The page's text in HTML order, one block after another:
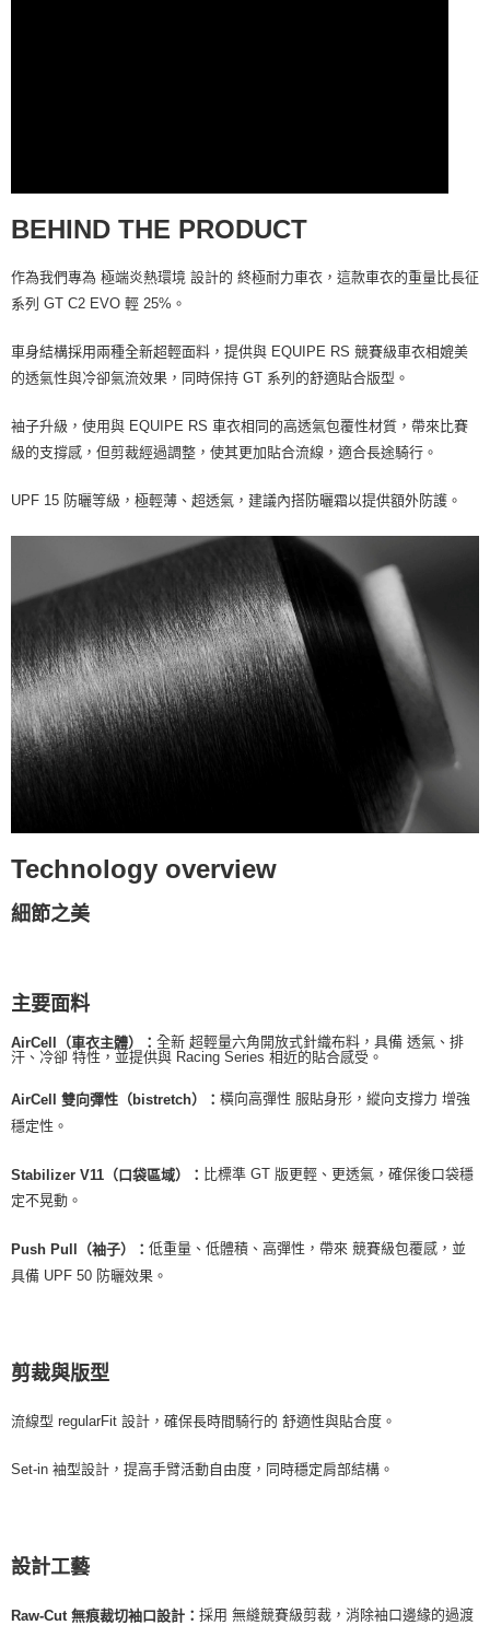
BEHIND THE PRODUCT
作為我們專為 極端炎熱環境 設計的 終極耐力車衣，這款車衣的重量比長征
系列 GT C2 EVO 輕 25%。
車身結構採用兩種全新超輕面料，提供與 EQUIPE RS 競賽級車衣相媲美
的透氣性與冷卻氣流效果，同時保持 GT 系列的舒適貼合版型。
袖子升級，使用與 EQUIPE RS 車衣相同的高透氣包覆性材質，帶來比賽
級的支撐感，但剪裁經過調整，使其更加貼合流線，適合長途騎行。
UPF 15 防曬等級，極輕薄、超透氣，建議內搭防曬霜以提供額外防護。
Technology overview
細節之美
主要面料
AirCell（車衣主體）： 全新 超輕量六角開放式針織布料，具備 透氣、排
汗、冷卻 特性，並提供與 Racing Series 相近的貼合感受。
AirCell 雙向彈性（bistretch）： 橫向高彈性 服貼身形，縱向支撐力 增強
穩定性。
Stabilizer V11（口袋區域）： 比標準 GT 版更輕、更透氣，確保後口袋穩
定不晃動。
Push Pull（袖子）： 低重量、低體積、高彈性，帶來 競賽級包覆感，並
具備 UPF 50 防曬效果。
剪裁與版型
流線型 regularFit 設計，確保長時間騎行的 舒適性與貼合度。
Set-in 袖型設計，提高手臂活動自由度，同時穩定肩部結構。
設計工藝
Raw-Cut 無痕裁切袖口設計： 採用 無縫競賽級剪裁，消除袖口邊緣的過渡